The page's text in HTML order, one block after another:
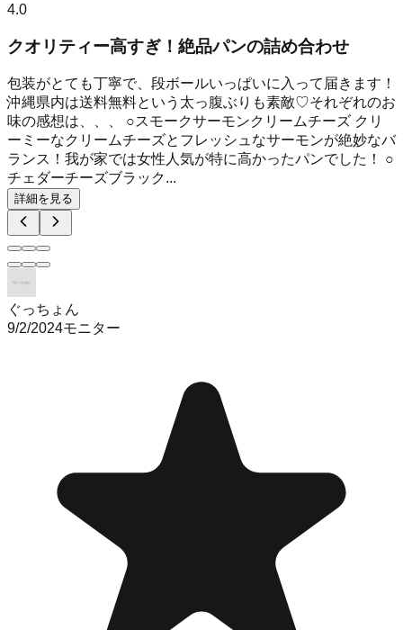
4.0
クオリティー高すぎ！絶品パンの詰め合わせ
包装がとても丁寧で、段ボールいっぱいに入って届きます！
沖縄県内は送料無料という太っ腹ぶりも素敵♡それぞれのお
味の感想は、、、 ○スモークサーモンクリームチーズ クリ
ーミーなクリームチーズとフレッシュなサーモンが絶妙なバ
ランス！我が家では女性人気が特に高かったパンでした！ ○
チェダーチーズブラック...
詳細を見る
ぐっちょん
9/2/2024モニター